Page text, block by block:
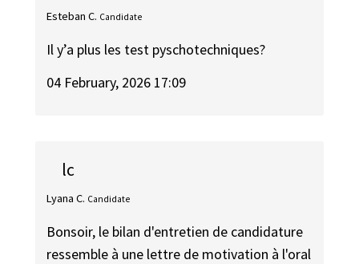
Esteban C. Candidate
Il y’a plus les test pyschotechniques?
04 February, 2026 17:09
lc
Lyana C. Candidate
Bonsoir, le bilan d'entretien de candidature
ressemble à une lettre de motivation à l'oral